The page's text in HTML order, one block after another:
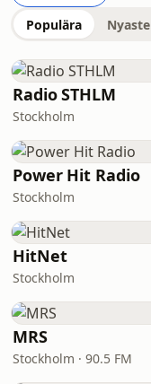
Populära Nyaste
Radio STHLM
Stockholm
Power Hit Radio
Stockholm
HitNet
Stockholm
MRS
Stockholm · 90.5 FM